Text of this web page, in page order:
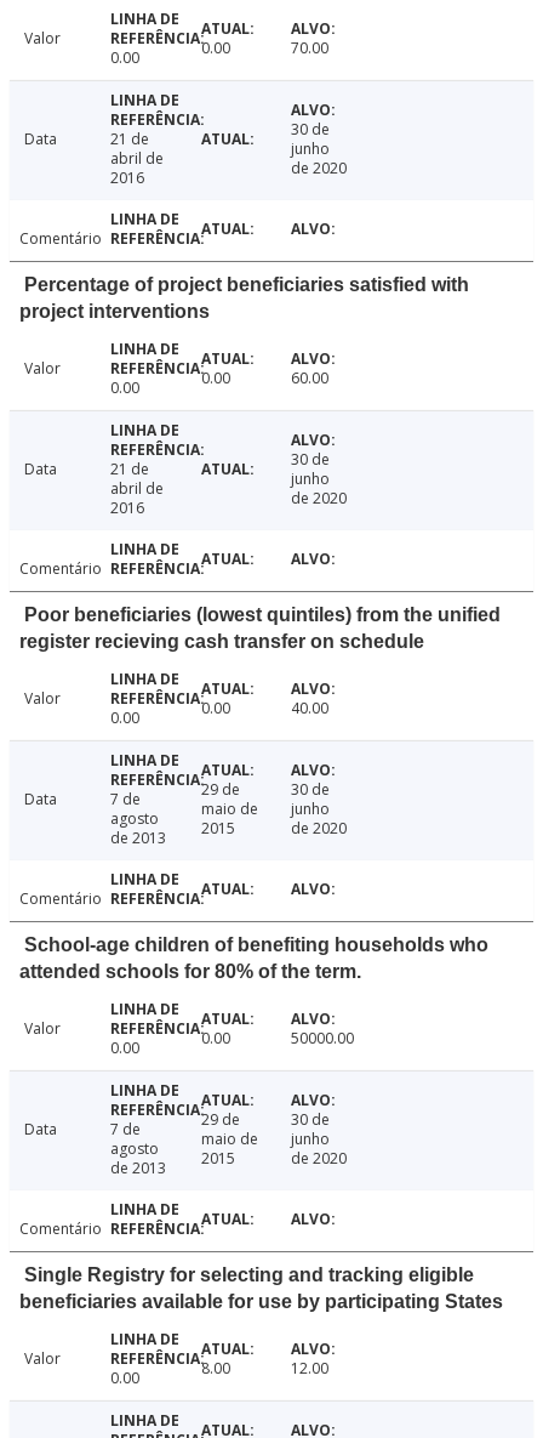
Valor
0.00
0.00 70.00
Data
21 de
abril de
2016
30 de
junho
de 2020
Comentário
Percentage of project beneficiaries satisfied with
project interventions
Valor
0.00
0.00 60.00
Data
21 de
abril de
2016
30 de
junho
de 2020
Comentário
Poor beneficiaries (lowest quintiles) from the unified
register recieving cash transfer on schedule
Valor
0.00
0.00 40.00
Data
7 de
agosto
de 2013
29 de
maio de
2015
30 de
junho
de 2020
Comentário
School-age children of benefiting households who
attended schools for 80% of the term.
Valor
0.00
0.00 50000.00
Data
7 de
agosto
de 2013
29 de
maio de
2015
30 de
junho
de 2020
Comentário
Single Registry for selecting and tracking eligible
beneficiaries available for use by participating States
Valor
0.00
8.00 12.00